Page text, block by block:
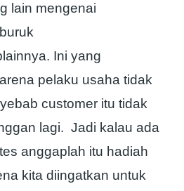
lain mengenai
Ini yang
pelaku usaha tidak
customer itu tidak
lagi. Jadi kalau ada
anggaplah itu hadiah
kita diingatkan untuk